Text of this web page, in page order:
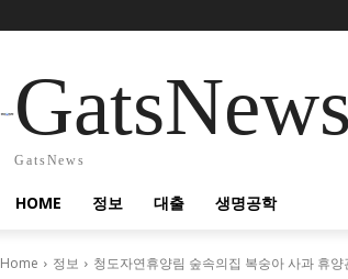
GatsNews
GatsNews
HOME 정보 대출 생명공학
Home 정보 청도자연휴양림 숲속의집 복숭아 사과 휴